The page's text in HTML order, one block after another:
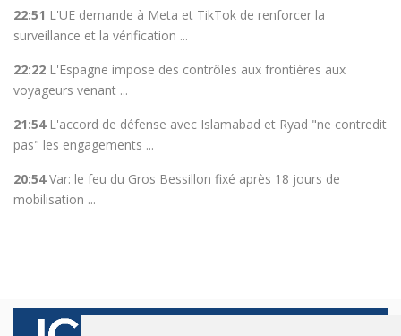
22:51 L'UE demande à Meta et TikTok de renforcer la
surveillance et la vérification ...
22:22 L'Espagne impose des contrôles aux frontières aux
voyageurs venant ...
21:54 L'accord de défense avec Islamabad et Ryad "ne contredit
pas" les engagements ...
20:54 Var: le feu du Gros Bessillon fixé après 18 jours de
mobilisation ...